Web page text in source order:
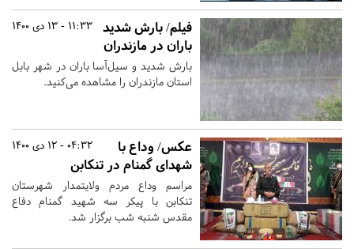
11:33 - 13 دی 1400
فیلم/ بارش شدید
باران در مازندران
بارش شدید و سیل‌آسا باران در شهر بابل
استان مازندران را مشاهده می‌کنید.
04:32 - 12 دی 1400
عکس/ وداع با
شهدای گمنام در تنکابن
مراسم وداع مردم ولایتمدار شهرستان‌
تنکابن با پیکر سه شهید گمنام دفاع
مقدس شنبه شب برگزار شد.